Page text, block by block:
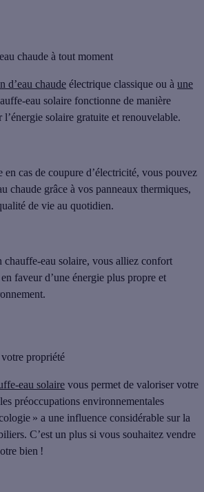
chaude à tout moment
d’eau chaude électrique classique ou à une
eau solaire fonctionne de manière
solaire gratuite et renouvelable.
en cas de coupure d’électricité, vous pouvez
chaude grâce à vos panneaux thermiques,
de vie au quotidien.
chauffe-eau solaire, vous alliez confort
faveur d’une énergie plus propre et
propriété
eau solaire vous permet de valoriser votre
préoccupations environnementales
» a une influence considérable sur la
C’est un plus si vous souhaitez vendre
bien !